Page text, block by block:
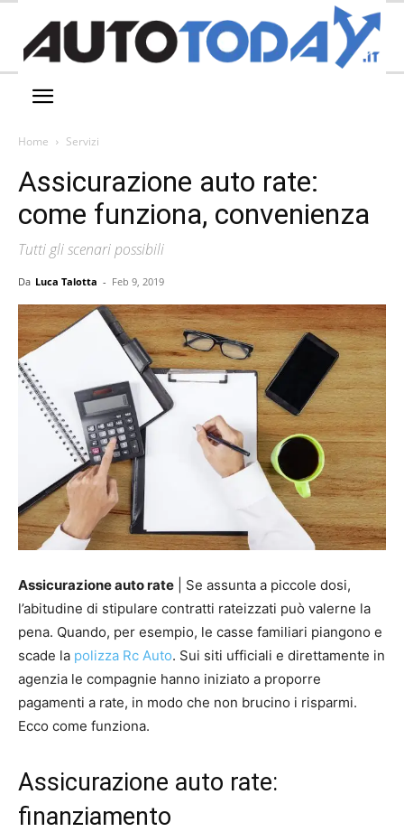
Home Servizi
Assicurazione auto rate:
come funziona, convenienza
Tutti gli scenari possibili
Da Luca Talotta - Feb 9, 2019
Assicurazione auto rate | Se assunta a piccole dosi,
l’abitudine di stipulare contratti rateizzati può valerne la
pena. Quando, per esempio, le casse familiari piangono e
scade la polizza Rc Auto. Sui siti ufficiali e direttamente in
agenzia le compagnie hanno iniziato a proporre
pagamenti a rate, in modo che non brucino i risparmi.
Ecco come funziona.
Assicurazione auto rate:
finanziamento